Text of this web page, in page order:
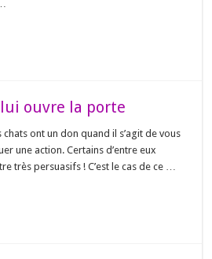
lui ouvre la porte
chats ont un don quand il s’agit de vous
une action. Certains d’entre eux
très persuasifs ! C’est le cas de ce …